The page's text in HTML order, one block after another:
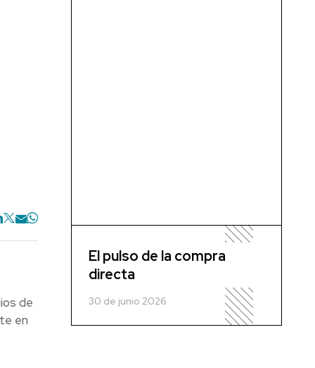
de
en
El pulso de la compra
directa
30 de junio 2026